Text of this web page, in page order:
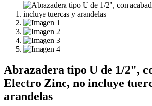
Abrazadera tipo U de 1/2",
Electro Zinc, no incluye
arandelas